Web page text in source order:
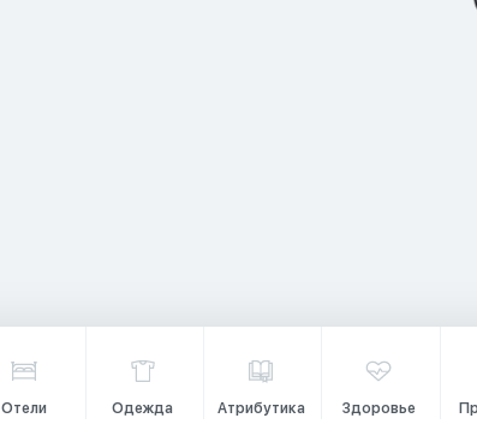
Отели Одежда Атрибутика Здоровье